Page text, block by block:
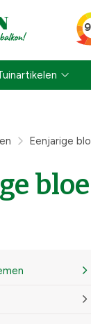
Eenjarige